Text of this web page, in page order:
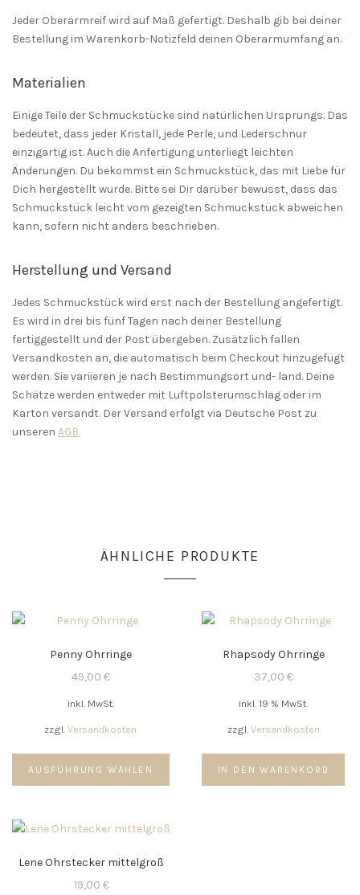
Jeder Oberarmreif wird auf Maß gefertigt. Deshalb gib bei deiner
Bestellung im Warenkorb-Notizfeld deinen Oberarmumfang an.
Materialien
Einige Teile der Schmuckstücke sind natürlichen Ursprungs. Das
bedeutet, dass jeder Kristall, jede Perle, und Lederschnur
einzigartig ist. Auch die Anfertigung unterliegt leichten
Änderungen. Du bekommst ein Schmuckstück, das mit Liebe für
Dich hergestellt wurde. Bitte sei Dir darüber bewusst, dass das
Schmuckstück leicht vom gezeigten Schmuckstück abweichen
kann, sofern nicht anders beschrieben.
Herstellung und Versand
Jedes Schmuckstück wird erst nach der Bestellung angefertigt.
Es wird in drei bis fünf Tagen nach deiner Bestellung
fertiggestellt und der Post übergeben. Zusätzlich fallen
Versandkosten an, die automatisch beim Checkout hinzugefügt
werden. Sie variieren je nach Bestimmungsort und- land. Deine
Schätze werden entweder mit Luftpolsterumschlag oder im
Karton versandt. Der Versand erfolgt via Deutsche Post zu
unseren AGB.
ÄHNLICHE PRODUKTE
Penny Ohrringe
49,00 €
inkl. MwSt.
zzgl.Versandkosten
AUSFÜHRUNG WÄHLEN
Dieses
weist
Varianten
Rhapsody Ohrringe
37,00 €
inkl. 19 % MwSt.
zzgl. Versandkosten
IN DEN WARENKORB
Lene Ohrstecker mittelgroß
19,00 €